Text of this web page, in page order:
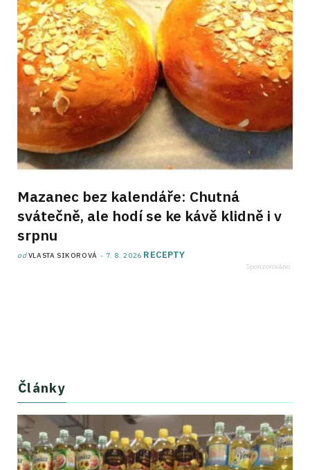
Mazanec bez kalendáře: Chutná
svátečně, ale hodí se ke kávě klidně i v
srpnu
odVLASTA SIKOROVÁ 7. 8. 2026 RECEPTY
Články